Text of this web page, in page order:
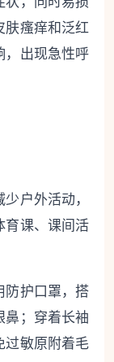
肤瘙痒和泛红
，出现急性呼
户外活动，
育课、课间活
防护口罩，搭
鼻；穿着长袖
过敏原附着毛